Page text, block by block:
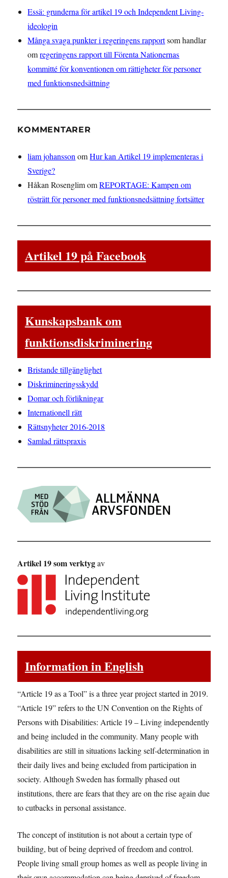
Essä: grunderna för artikel 19 och Independent Living-
ideologin
Många svaga punkter i regeringens rapportsom handlar
omregeringens rapport till Förenta Nationernas
kommitté för konventionen om rättigheter för personer
med funktionsnedsättning
KOMMENTARER
liam johansson omHur kan Artikel 19 implementeras i
Sverige?
Håkan RosenglimomREPORTAGE: Kampen om
rösträtt för personer med funktionsnedsättning fortsätter
Artikel 19 på Facebook
Kunskapsbank om
funktionsdiskriminering
Bristande tillgänglighet
Diskrimineringsskydd
Domar och förlikningar
Internationell rätt
Rättsnyheter 2016-2018
Samlad rättspraxis
Artikel 19 som verktygav
Information in English
“Article 19 as a Tool” is a three year project started in 2019.
“Article 19” refers to the UN Convention on the Rights of
Persons with Disabilities: Article 19 – Living independently
and being included in the community. Many people with
disabilities are still in situations lacking self-determination in
their daily lives and being excluded from participation in
society. Although Sweden has formally phased out
institutions, there are fears that they are on the rise again due
to cutbacks in personal assistance.
The concept of institution is not about a certain type of
building, but of being deprived of freedom and control.
People living small group homes as well as people living in